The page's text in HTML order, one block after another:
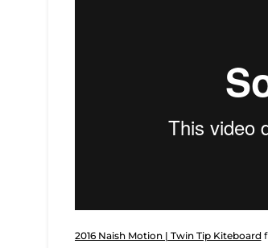
2016 Naish Motion | Twin Tip Kiteboard